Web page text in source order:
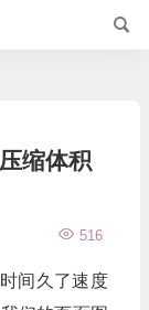
缩体积
516
间久了速度